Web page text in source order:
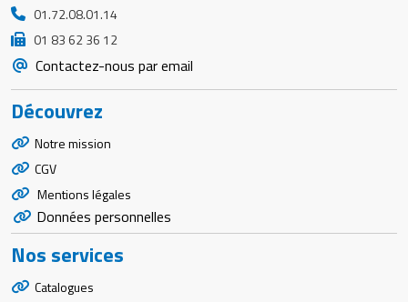
01.72.08.01.14
01 83 62 36 12
Contactez-nous par email
Découvrez
Notre mission
CGV
Mentions légales
Données personnelles
Nos services
Catalogues